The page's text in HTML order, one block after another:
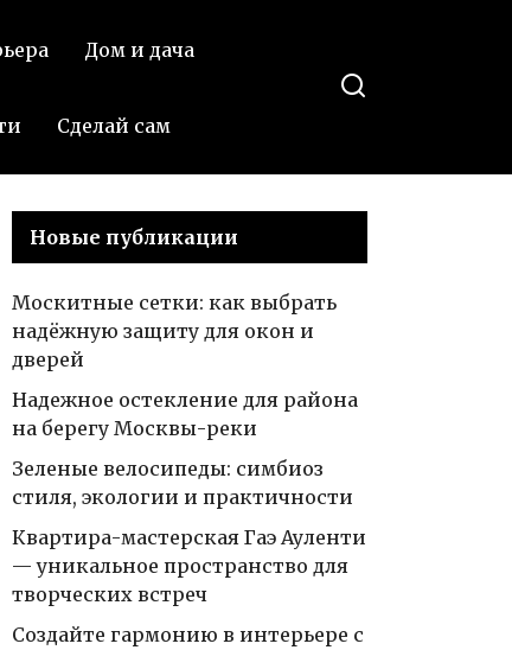
Дом и дача
Сделай сам
Новые публикации
Москитные сетки: как выбрать
надёжную защиту для окон и
дверей
Надежное остекление для района
на берегу Москвы-реки
Зеленые велосипеды: симбиоз
стиля, экологии и практичности
Квартира-мастерская Гаэ Ауленти
— уникальное пространство для
творческих встреч
Создайте гармонию в интерьере с